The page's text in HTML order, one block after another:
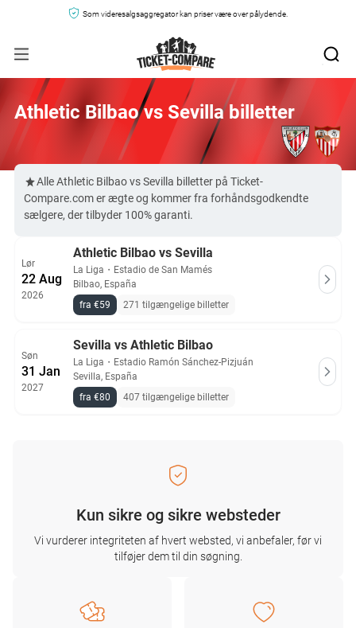
Som videresalgsaggregator kan priser være over pålydende.
Athletic Bilbao vs Sevilla billetter
Alle Athletic Bilbao vs Sevilla billetter på Ticket-
Compare.com er ægte og kommer fra forhåndsgodkendte
sælgere, der tilbyder 100% garanti.
Lør
22 Aug
2026
Athletic Bilbao vs Sevilla
La Liga ・ Estadio de San Mamés
Bilbao, España
fra €59
271 tilgængelige billetter
Søn
31 Jan
2027
Sevilla vs Athletic Bilbao
La Liga ・ Estadio Ramón Sánchez-Pizjuán
Sevilla, España
fra €80
407 tilgængelige billetter
Kun sikre og sikre websteder
Vi vurderer integriteten af ​​hvert websted, vi anbefaler, før vi
tilføjer dem til din søgning.